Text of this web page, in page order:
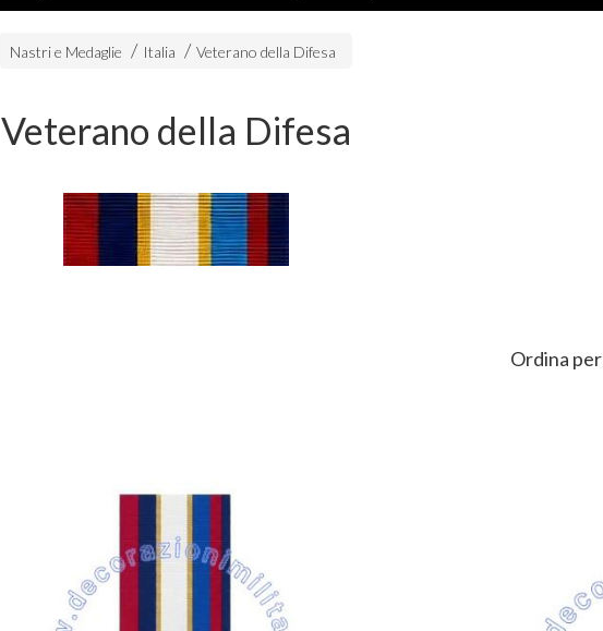
Nastri e Medaglie Italia Veterano della Difesa
Veterano della Difesa
Ordina per